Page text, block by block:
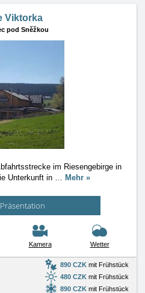
Viktorka
pod Sněžkou
im Riesengebirge in
Unterkunft in … Mehr »
Kamera Wetter
890 CZK mit Frühstück
480 CZK mit Frühstück
890 CZK mit Frühstück